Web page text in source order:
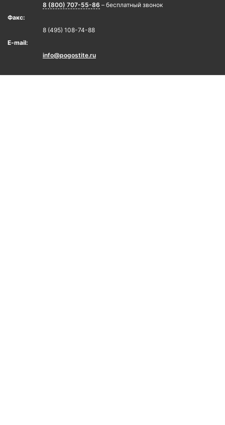
8 (800) 707-55-86 – бесплатный звонок
Факс:
8 (495) 108-74-88
E-mail:
info@pogostite.ru